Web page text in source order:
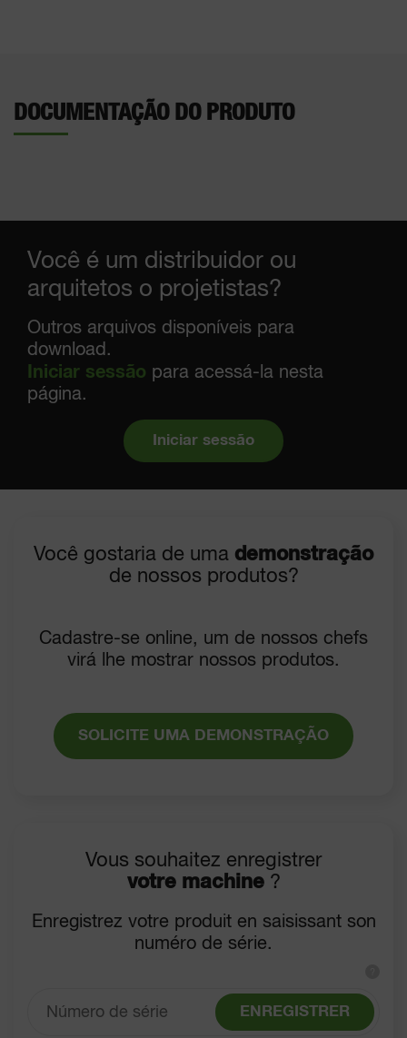
DOCUMENTAÇÃO DO PRODUTO
Você é um distribuidor ou
arquitetos o projetistas?
Outros arquivos disponíveis para
download.
Iniciar sessão para acessá-la nesta
página.
Iniciar sessão
Você gostaria de uma demonstração
de nossos produtos?
Cadastre-se online, um de nossos chefs
virá lhe mostrar nossos produtos.
SOLICITE UMA DEMONSTRAÇÃO
Vous souhaitez enregistrer
votre machine ?
Enregistrez votre produit en saisissant son
numéro de série.
ENREGISTRER